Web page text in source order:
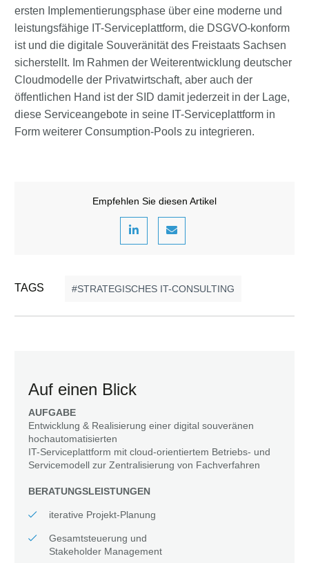
ersten Implementierungsphase über eine moderne und
leistungsfähige IT-Serviceplattform, die DSGVO-konform
ist und die digitale Souveränität des Freistaats Sachsen
sicherstellt. Im Rahmen der Weiterentwicklung deutscher
Cloudmodelle der Privatwirtschaft, aber auch der
öffentlichen Hand ist der SID damit jederzeit in der Lage,
diese Serviceangebote in seine IT-Serviceplattform in
Form weiterer Consumption-Pools zu integrieren.
Empfehlen Sie diesen Artikel
TAGS STRATEGISCHES IT-CONSULTING
Auf einen Blick
AUFGABE
Entwicklung & Realisierung einer digital souveränen
hochautomatisierten
IT-Serviceplattform mit cloud-orientiertem Betriebs- und
Servicemodell zur Zentralisierung von Fachverfahren
BERATUNGSLEISTUNGEN
iterative Projekt-Planung
Gesamtsteuerung und
Stakeholder Management